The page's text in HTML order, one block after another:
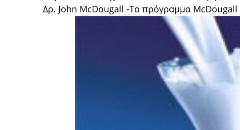
Δρ. John McDougall -Το πρόγραμμα McDougall